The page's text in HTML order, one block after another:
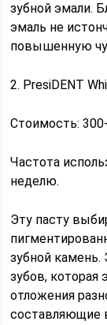
зубной эмали.
эмаль не
повышенную
2. PresiDENT
Стоимость:
Частота
неделю.
Эту пасту
зубной камень.
зубов, которая
отложения
составляющие